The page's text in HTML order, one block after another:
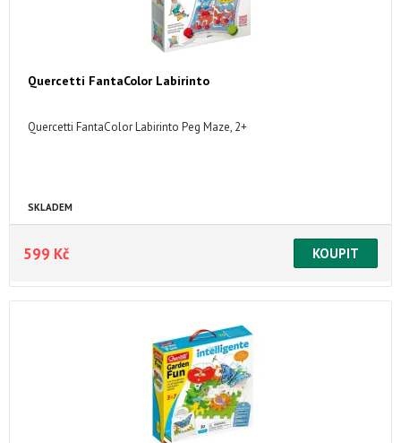
Quercetti FantaColor Labirinto
Quercetti FantaColor Labirinto Peg Maze, 2+
SKLADEM
599 Kč